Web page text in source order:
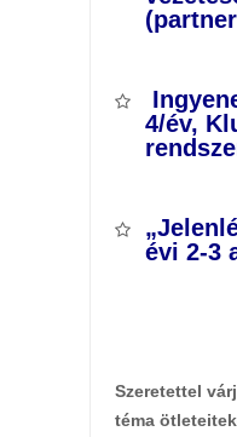
4/év,
évi 2-3
Szeretettel
téma